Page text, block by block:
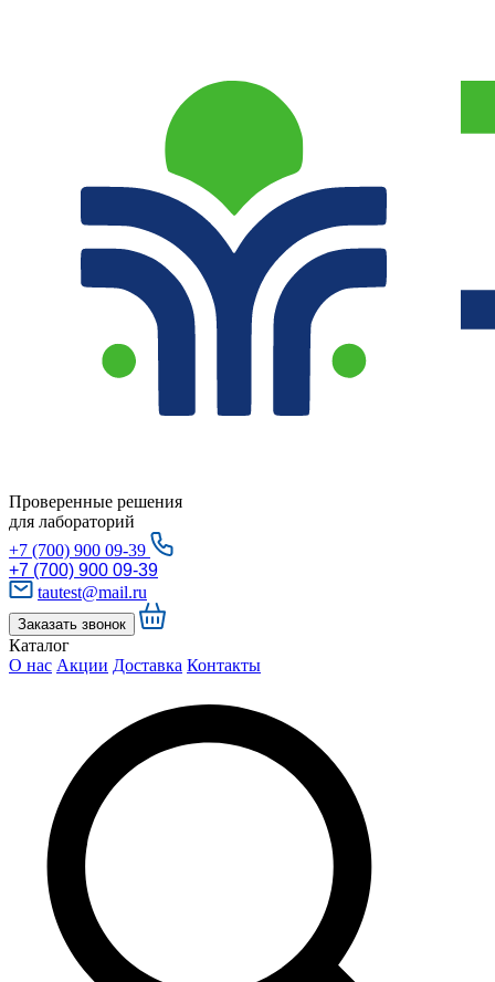
Проверенные решения
для лабораторий
+7 (700) 900 09-39
+7 (700) 900 09-39
tautest@mail.ru
Заказать звонок
Каталог
О нас Акции Доставка Контакты